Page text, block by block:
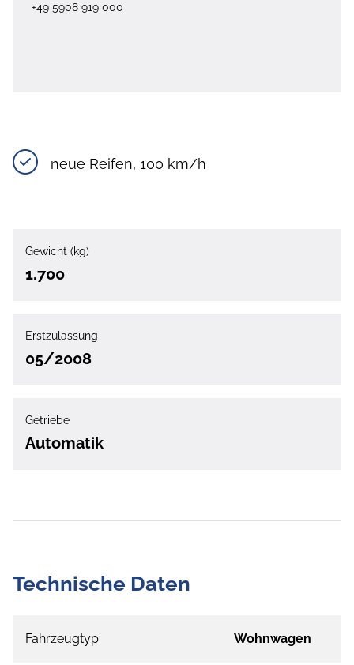
+49 5908 919 000
neue Reifen, 100 km/h
Gewicht (kg)
1.700
Erstzulassung
05/2008
Getriebe
Automatik
Technische Daten
Fahrzeugtyp Wohnwagen